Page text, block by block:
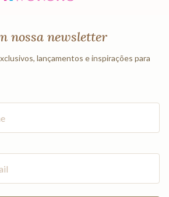
nossa newsletter
lançamentos e inspirações para